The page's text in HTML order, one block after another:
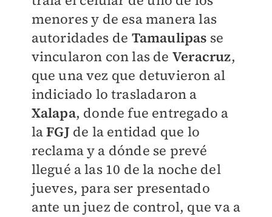
menoresy de esa manera las
autoridades de Tamaulipas se
vincularon con las de Veracruz,
que una vez que detuvieron al
indiciado lo trasladaron a
Xalapa, donde fue entregado a
laFGJ de la entidad que lo
reclama y a dónde se prevé
llegué a las 10 de la noche del
jueves, para ser presentado
ante un juez de control, que va a